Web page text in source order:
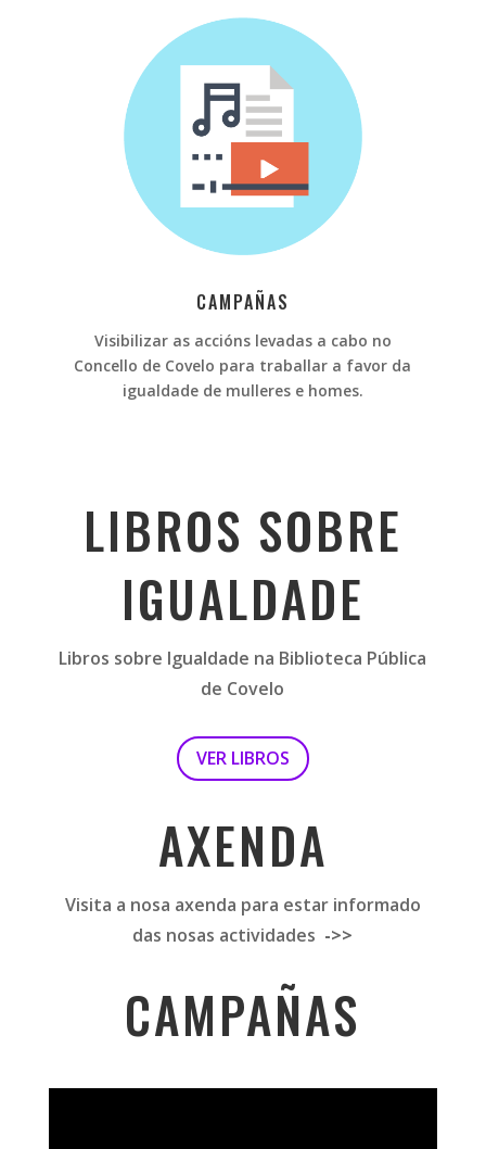
CAMPAÑAS
Visibilizar as accións levadas a cabo no
Concello de Covelo para traballar a favor da
igualdade de mulleres e homes.
LIBROS SOBRE
IGUALDADE
Libros sobre Igualdade na Biblioteca Pública
de Covelo
VER LIBROS
AXENDA
Visita a nosa axenda para estar informado
das nosas actividades ->>
CAMPAÑAS